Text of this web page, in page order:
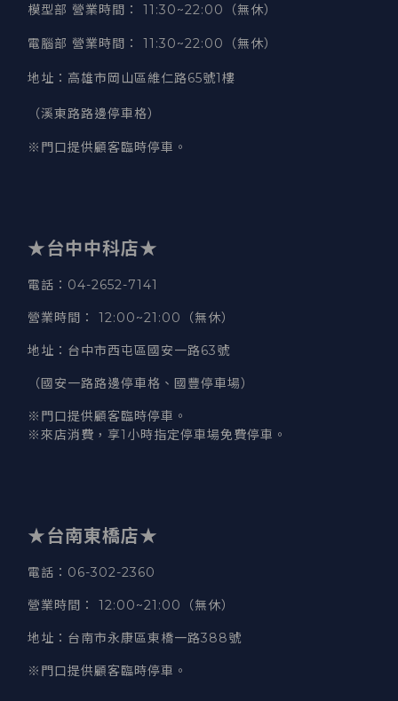
模型部 營業時間 ： 11:30~22:00（無休）
電腦部 營業時間 ： 11:30~22:00（無休）
地址 ： 高雄市岡山區維仁路65號1樓
（溪東路路邊停車格）
※門口提供顧客臨時停車。
★台中中科店★
電話 ：04-2652-7141
營業時間 ： 12:00~21:00（無休）
地址 ：台中市西屯區國安一路63號
（國安一路路邊停車格、國豐停車場）
※門口提供顧客臨時停車。
※來店消費，享1小時指定停車場免費停車。
★台南東橋店★
電話 ：06-302-2360
營業時間 ： 12:00~21:00（無休）
地址 ：台南市永康區東橋一路388號
※門口提供顧客臨時停車。